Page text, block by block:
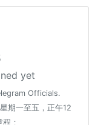
yet
Officials.
期一至五，正午12
：